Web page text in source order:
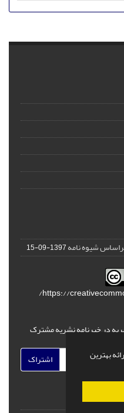
بهترین
شیوه نامه1397-09-15
https://
در خبرنامه نشریه مشترک
اشتراک